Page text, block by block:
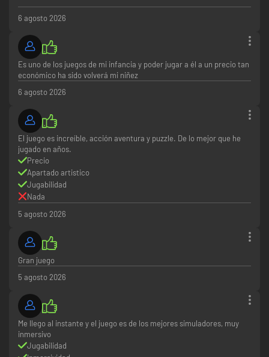
6 agosto 2026
Es uno de los juegos de mi infancia y poder jugar a él a un precio tan
económico ha sido volverá mi niñez
6 agosto 2026
El juego es increíble, acción aventura y puzzle. De lo mejor que he
jugado en años.
Precio
Apartado artistico
Jugabilidad
Nada
5 agosto 2026
Gran juego
5 agosto 2026
Me llego al instante y el juego es de los mejores simuladores, muy
inmersivo
Jugabilidad